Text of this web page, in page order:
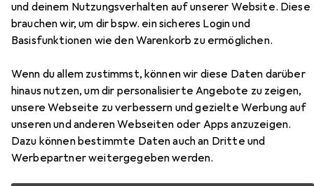
und deinem Nutzungsverhalten auf unserer Website. Diese
brauchen wir, um dir bspw. ein sicheres Login und
Basisfunktionen wie den Warenkorb zu ermöglichen.
Wenn du allem zustimmst, können wir diese Daten darüber
hinaus nutzen, um dir personalisierte Angebote zu zeigen,
unsere Webseite zu verbessern und gezielte Werbung auf
unseren und anderen Webseiten oder Apps anzuzeigen.
Dazu können bestimmte Daten auch an Dritte und
Werbepartner weitergegeben werden.
Zubehör für Heinner HBS-
BTH180BK
Hier findest du passendes Zubehör zum Produkt Heinner
HBS-BTH180BK aus der Kategorie Batterien + Akkus.
Relevanz